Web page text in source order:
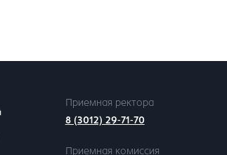
Приемная ректора
8 (3012) 29-71-70
Приемная комиссия